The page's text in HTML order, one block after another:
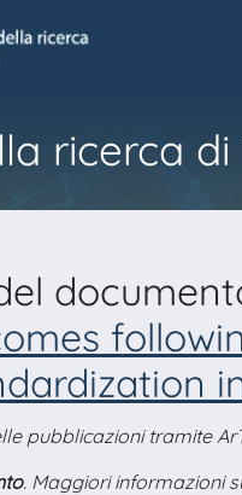
ricerca di
pubblicazioni tramite
. Maggiori informazioni